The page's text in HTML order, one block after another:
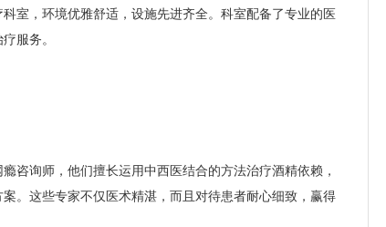
室，环境优雅舒适，设施先进齐全。科室配备了专业的医
服务。
咨询师，他们擅长运用中西医结合的方法治疗酒精依赖，
。这些专家不仅医术精湛，而且对待患者耐心细致，赢得